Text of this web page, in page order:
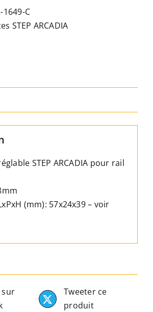
1649-C
STEP ARCADIA
STEP ARCADIA pour rail
(mm): 57x24x39 – voir
sur
Tweeter ce
produit